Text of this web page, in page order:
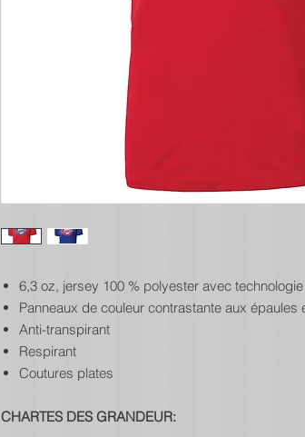
6,3 oz, jersey 100 % polyester avec
Panneaux de couleur contrastante aux épaules
Anti-transpirant
Respirant
Coutures plates
CHARTES DES GRANDEUR: